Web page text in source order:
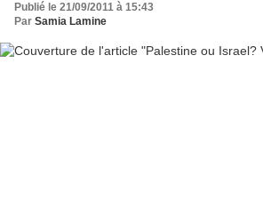
Publié le 21/09/2011 à 15:43
Par Samia Lamine